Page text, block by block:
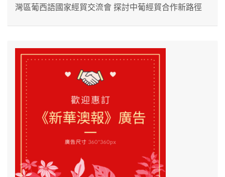
灣區葡西語國家經貿交流會 探討中葡經貿合作新路徑